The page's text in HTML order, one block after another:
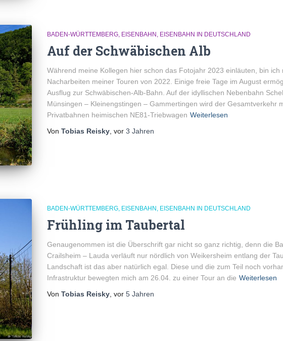
BADEN-WÜRTTEMBERG EISENBAHN EISENBAHN IN DEUTSCHLAND
Auf der Schwäbischen Alb
Während meine Kollegen hier schon das Fotojahr 2023 einläuten, bin ich
Nacharbeiten meiner Touren von 2022. Einige freie Tage im August
Ausflug zur Schwäbischen-Alb-Bahn. Auf der idyllischen Nebenbahn
Münsingen – Kleinengstingen – Gammertingen wird der Gesamtverkehr
Privatbahnen heimischen NE81-Triebwagen Weiterlesen
Von Tobias Reisky, vor 3 Jahren
BADEN-WÜRTTEMBERG EISENBAHN EISENBAHN IN DEUTSCHLAND
Frühling im Taubertal
Genaugenommen ist die Überschrift gar nicht so ganz richtig, denn die
Crailsheim – Lauda verläuft nur nördlich von Weikersheim entlang der
Landschaft ist das aber natürlich egal. Diese und die zum Teil noch
Infrastruktur bewegten mich am 26.04. zu einer Tour an die Weiterlesen
Von Tobias Reisky, vor 5 Jahren